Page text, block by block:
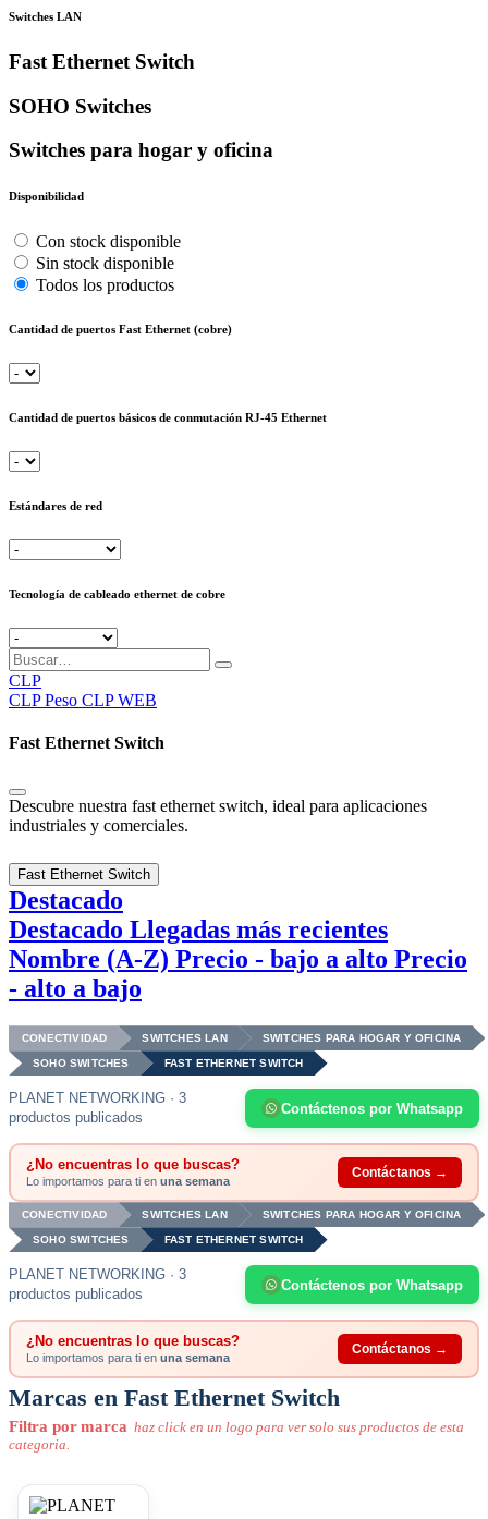
Switches LAN
Fast Ethernet Switch
SOHO Switches
Switches para hogar y oficina
Disponibilidad
Con stock disponible
Sin stock disponible
Todos los productos
Cantidad de puertos Fast Ethernet (cobre)
Cantidad de puertos básicos de conmutación RJ-45 Ethernet
Estándares de red
Tecnología de cableado ethernet de cobre
CLP
CLP Peso CLP WEB
Fast Ethernet Switch
Descubre nuestra fast ethernet switch, ideal para aplicaciones
industriales y comerciales.
Fast Ethernet Switch
Destacado
Destacado Llegadas más recientes
Nombre (A-Z) Precio - bajo a alto Precio
- alto a bajo
CONECTIVIDAD SWITCHES LAN SWITCHES PARA HOGAR Y OFICINA
SOHO SWITCHES FAST ETHERNET SWITCH
PLANET NETWORKING · 3
productos publicados
Contáctenos por Whatsapp
¿No encuentras lo que buscas?
Lo importamos para ti en una semana
Contáctanos →
CONECTIVIDAD SWITCHES LAN SWITCHES PARA HOGAR Y OFICINA
SOHO SWITCHES FAST ETHERNET SWITCH
PLANET NETWORKING · 3
productos publicados
Contáctenos por Whatsapp
¿No encuentras lo que buscas?
Lo importamos para ti en una semana
Contáctanos →
Marcas en Fast Ethernet Switch
Filtra por marca haz click en un logo para ver solo sus productos de esta
categoria.